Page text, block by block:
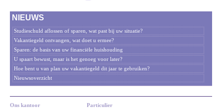
NIEUWS
Studieschuld aflossen of sparen, wat past bij uw situatie?
Vakantiegeld ontvangen, wat doet u ermee?
Sparen: de basis van uw financiële huishouding
U spaart bewust, maar is het genoeg voor later?
Hoe bent u van plan uw vakantiegeld dit jaar te gebruiken?
Nieuwsoverzicht
Ons kantoor
Particulier